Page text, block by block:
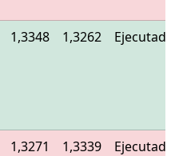
1,3348 1,3262 Ejecutado
1,3271 1,3339 Ejecutado